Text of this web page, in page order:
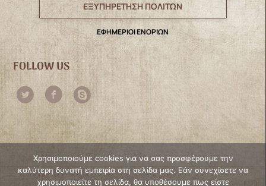
ΕΞΥΠΗΡΕΤΗΣΗ ΠΟΛΙΤΩΝ
ΕΦΗΜΕΡΙΟΙ ΕΝΟΡΙΩΝ
FOLLOW US
Χρησιμοποιούμε cookies για να σας προσφέρουμε την
καλύτερη δυνατή εμπειρία στη σελίδα μας. Εάν συνεχίσετε να
χρησιμοποιείτε τη σελίδα, θα υποθέσουμε πως είστε